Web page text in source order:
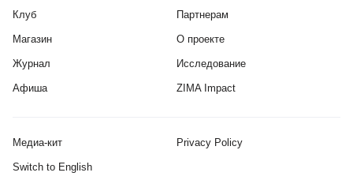
Клуб
Магазин
Журнал
Афиша
Партнерам
О проекте
Исследование
ZIMA Impact
Медиа-кит Privacy Policy
Switch to English